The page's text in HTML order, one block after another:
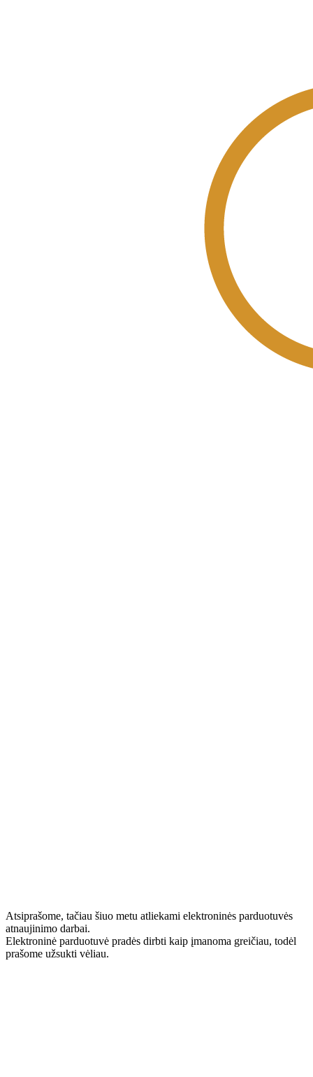
Atsiprašome, tačiau šiuo metu atliekami elektroninės parduotuvės
atnaujinimo darbai.
Elektroninė parduotuvė pradės dirbti kaip įmanoma greičiau, todėl
prašome užsukti vėliau.